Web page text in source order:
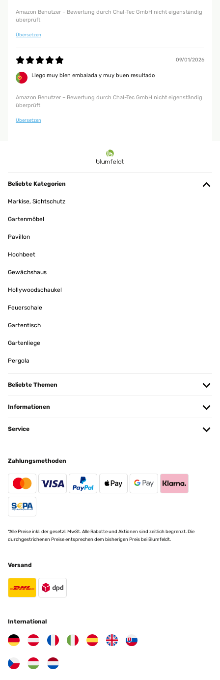
Amazon Benutzer – Bewertung durch Chal-Tec GmbH nicht eigenständig
überprüft
Übersetzen
09/01/2026
Llego muy bien embalada y muy buen resultado
Amazon Benutzer – Bewertung durch Chal-Tec GmbH nicht eigenständig
überprüft
Übersetzen
Beliebte Kategorien
Markise, Sichtschutz
Gartenmöbel
Pavillon
Hochbeet
Gewächshaus
Hollywoodschaukel
Feuerschale
Gartentisch
Gartenliege
Pergola
Beliebte Themen
Informationen
Service
Zahlungsmethoden
*Alle Preise inkl. der gesetzl. MwSt. Alle Rabatte und Aktionen sind zeitlich begrenzt. Die
durchgestrichenen Preise entsprechen dem bisherigen Preis bei Blumfeldt.
Versand
International